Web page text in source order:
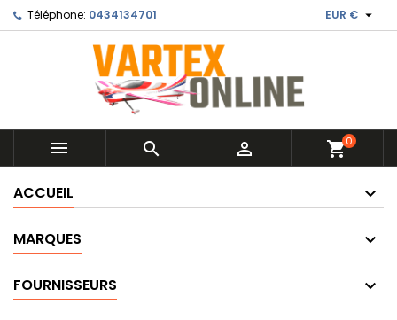
Téléphone: 0434134701 EUR € 
   shopping_cart0
ACCUEIL
MARQUES
FOURNISSEURS